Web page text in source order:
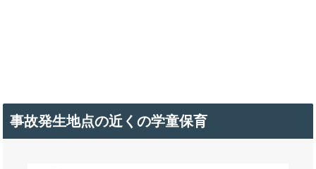
事故発生地点の近くの学童保育